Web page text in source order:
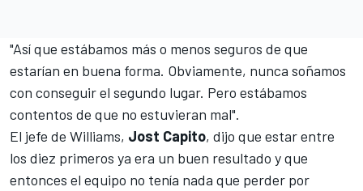
"Así que estábamos más o menos seguros de que
estarían en buena forma. Obviamente, nunca soñamos
con conseguir el segundo lugar. Pero estábamos
contentos de que no estuvieran mal".
El jefe de Williams, Jost Capito, dijo que estar entre
los diez primeros ya era un buen resultado y que
entonces el equipo no tenía nada que perder por